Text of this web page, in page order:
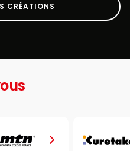
CRÉATIONS